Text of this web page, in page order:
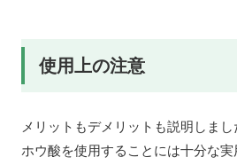
使用上の注意
メリットもデメリットも説明しま
ホウ酸を使用することには十分な